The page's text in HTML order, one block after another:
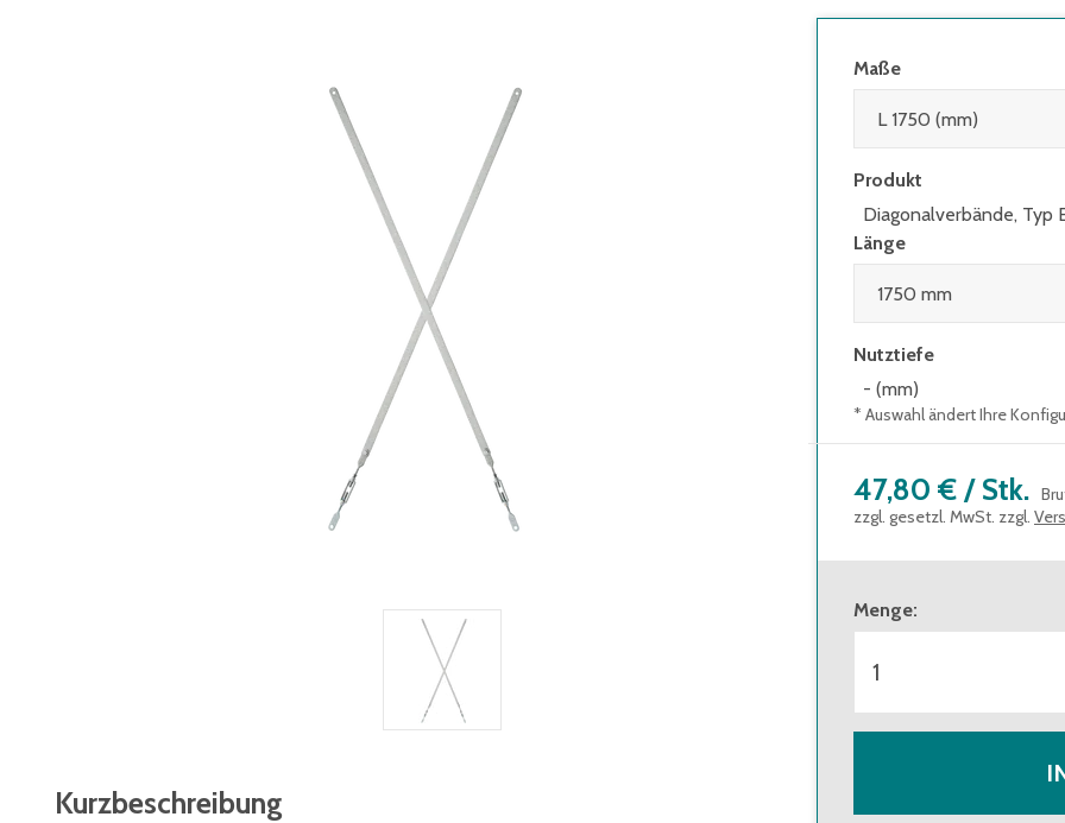
Kurzbeschreibung
Maße
Produkt
Diagonalverbände, Typ
Länge
Nutztiefe
- (mm)
* Auswahl ändert Ihre
47,80 € / Stk.
zzgl. gesetzl. MwSt. zzgl.
Menge: